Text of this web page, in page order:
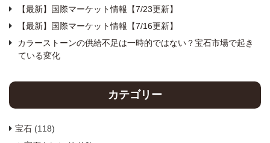
【最新】国際マーケット情報【7/23更新】
【最新】国際マーケット情報【7/16更新】
カラーストーンの供給不足は一時的ではない？宝石市場で起き
ている変化
カテゴリー
宝石 (118)